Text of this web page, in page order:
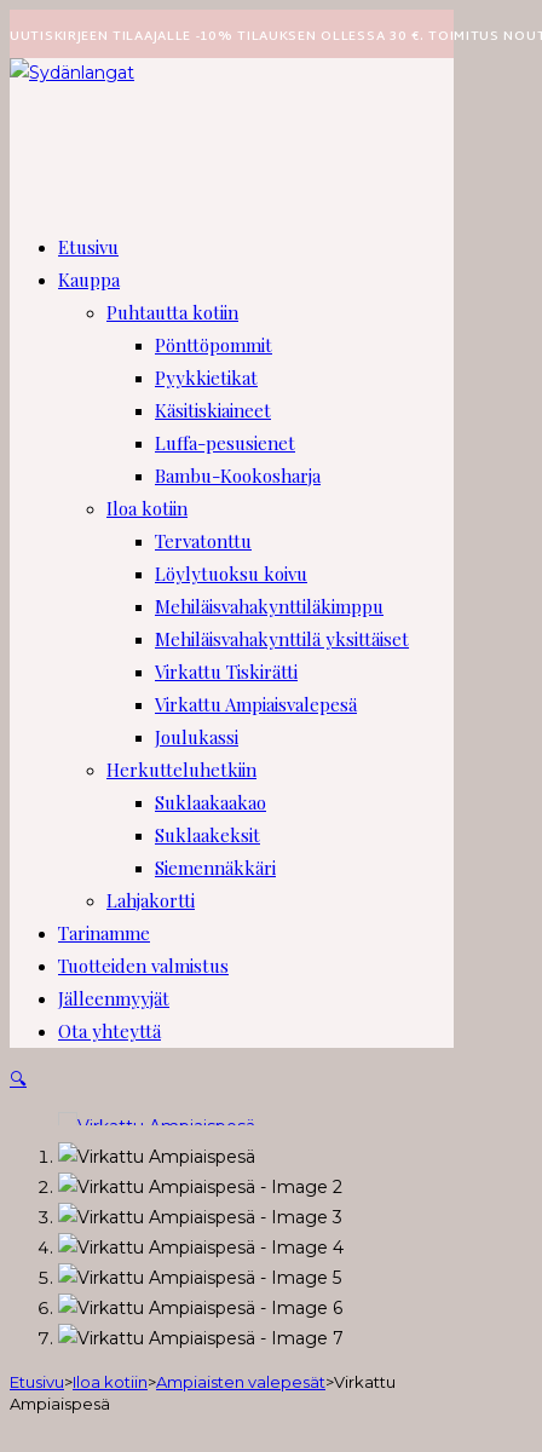
suoraan
sisältöön
UUTISKIRJEEN TILAAJALLE -10% TILAUKSEN OLLESSA 30 €. TOIMITUS
Etusivu
Kauppa
Puhtautta kotiin
Pönttöpommit
Pyykkietikat
Käsitiskiaineet
Luffa-pesusienet
Bambu-Kookosharja
Iloa kotiin
Tervatonttu
Löylytuoksu koivu
Mehiläisvahakynttiläkimppu
Mehiläisvahakynttilä yksittäiset
Virkattu Tiskirätti
Virkattu Ampiaisvalepesä
Joulukassi
Herkutteluhetkiin
Suklaakaakao
Suklaakeksit
Siemennäkkäri
Lahjakortti
Tarinamme
Tuotteiden valmistus
Jälleenmyyjät
Ota yhteyttä
🔍
Etusivu>Iloa kotiin>Ampiaisten valepesät>Virkattu
Ampiaispesä